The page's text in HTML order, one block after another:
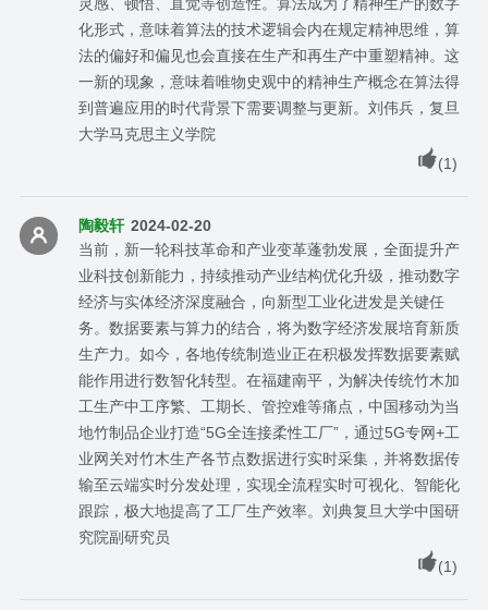
化形式，意味着算法的技术逻辑会内在规定精神思维，算
法的偏好和偏见也会直接在生产和再生产中重塑精神。这
一新的现象，意味着唯物史观中的精神生产概念在算法得
到普遍应用的时代背景下需要调整与更新。刘伟兵，复旦
大学马克思主义学院
(1)
陶毅轩 2024-02-20
当前，新一轮科技革命和产业变革蓬勃发展，全面提升产
业科技创新能力，持续推动产业结构优化升级，推动数字
经济与实体经济深度融合，向新型工业化进发是关键任
务。数据要素与算力的结合，将为数字经济发展培育新质
生产力。如今，各地传统制造业正在积极发挥数据要素赋
能作用进行数智化转型。在福建南平，为解决传统竹木加
工生产中工序繁、工期长、管控难等痛点，中国移动为当
地竹制品企业打造“5G全连接柔性工厂”，通过5G专网+工
业网关对竹木生产各节点数据进行实时采集，并将数据传
输至云端实时分发处理，实现全流程实时可视化、智能化
跟踪，极大地提高了工厂生产效率。刘典复旦大学中国研
究院副研究员
(1)